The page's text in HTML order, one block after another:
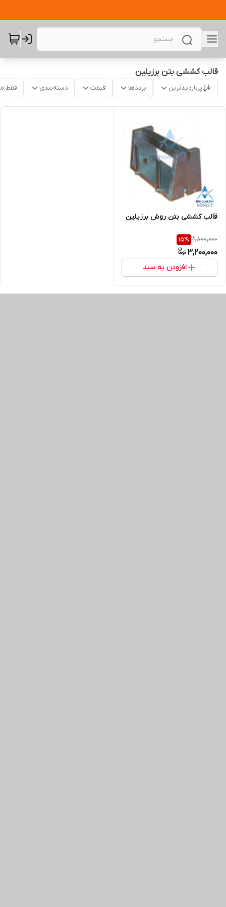
قالب کششی بتن برزیلین
پربازدیدترین برندها قیمت دسته‌بندی فقط
قالب کششی بتن روش برزیلین
3,800,000
15%
3,200,000
افزودن به سبد